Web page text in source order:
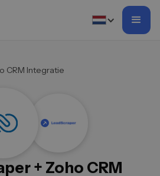
CRM Integratie
+ Zoho CRM